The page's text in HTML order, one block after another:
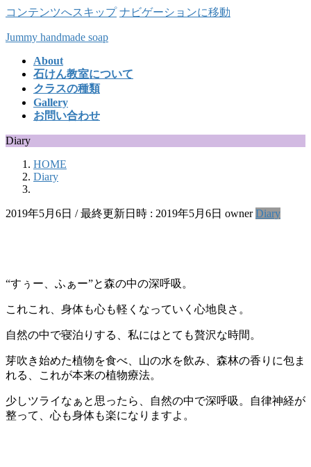
コンテンツへスキップ ナビゲーションに移動
Jummy handmade soap
About
石けん教室について
クラスの種類
Gallery
お問い合わせ
Diary
HOME
Diary
2019年5月6日 / 最終更新日時 : 2019年5月6日 owner Diary
“すぅー、ふぁー”と森の中の深呼吸。
これこれ、身体も心も軽くなっていく心地良さ。
自然の中で寝泊りする、私にはとても贅沢な時間。
芽吹き始めた植物を食べ、山の水を飲み、森林の香りに包ま
れる、これが本来の植物療法。
少しツライなぁと思ったら、自然の中で深呼吸。自律神経が
整って、心も身体も楽になりますよ。